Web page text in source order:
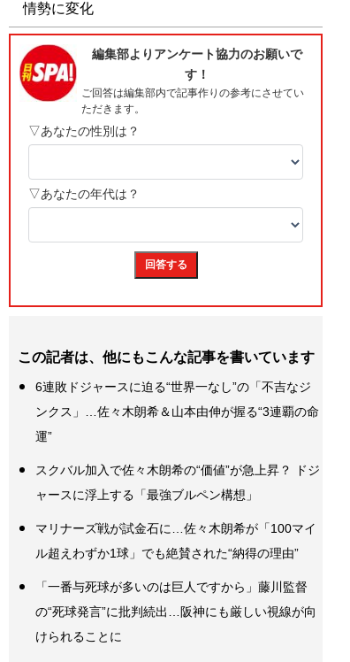
情勢に変化
この記者は、他にもこんな記事を書いています
6連敗ドジャースに迫る“世界一なし”の「不吉なジ
ンクス」…佐々木朗希＆山本由伸が握る“3連覇の命
運”
スクバル加入で佐々木朗希の“価値”が急上昇？ ドジ
ャースに浮上する「最強ブルペン構想」
マリナーズ戦が試金石に…佐々木朗希が「100マイ
ル超えわずか1球」でも絶賛された“納得の理由”
「一番与死球が多いのは巨人ですから」藤川監督
の“死球発言”に批判続出…阪神にも厳しい視線が向
けられることに